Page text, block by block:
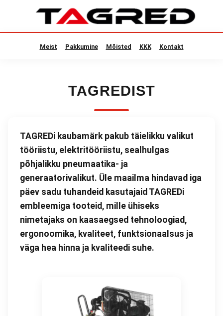
Meist Pakkumine Mõisted KKK Kontakt
TAGREDIST
TAGREDi kaubamärk pakub täielikku valikut
tööriistu, elektritööriistu, sealhulgas
põhjalikku pneumaatika- ja
generaatorivalikut. Üle maailma hindavad iga
päev sadu tuhandeid kasutajaid TAGREDi
embleemiga tooteid, mille ühiseks
nimetajaks on kaasaegsed tehnoloogiad,
ergonoomika, kvaliteet, funktsionaalsus ja
väga hea hinna ja kvaliteedi suhe.